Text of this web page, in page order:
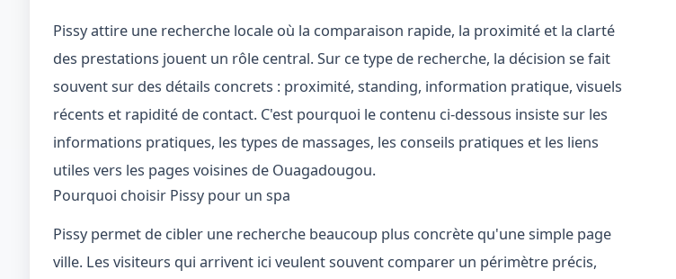
Pissy attire une recherche locale où la comparaison rapide, la proximité et la clarté
des prestations jouent un rôle central. Sur ce type de recherche, la décision se fait
souvent sur des détails concrets : proximité, standing, information pratique, visuels
récents et rapidité de contact. C'est pourquoi le contenu ci-dessous insiste sur les
informations pratiques, les types de massages, les conseils pratiques et les liens
utiles vers les pages voisines de Ouagadougou.
Pourquoi choisir Pissy pour un spa
Pissy permet de cibler une recherche beaucoup plus concrète qu'une simple page
ville. Les visiteurs qui arrivent ici veulent souvent comparer un périmètre précis,